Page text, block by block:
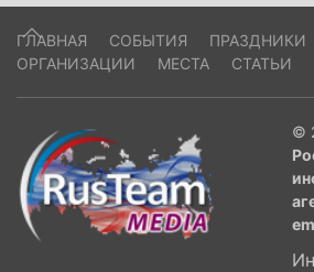
ГЛАВНАЯ СОБЫТИЯ ПРАЗДНИКИ
ОРГАНИЗАЦИИ
МЕСТА СТАТЬИ
©